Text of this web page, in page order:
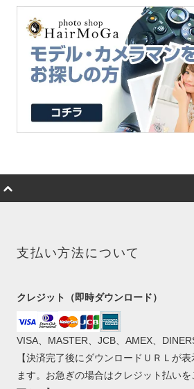
支払い方法について
クレジット（即時ダウンロード）
VISA、MASTER、JCB、AMEX、
【決済完了後にダウンロードＵＲＬが
ます。お急ぎの場合はクレジット払いを